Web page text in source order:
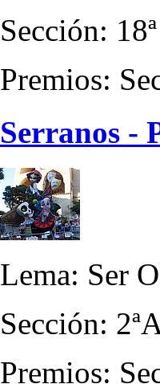
Sección: 18ª
Premios:
Serranos -
Lema: Ser
Sección:
Premios: